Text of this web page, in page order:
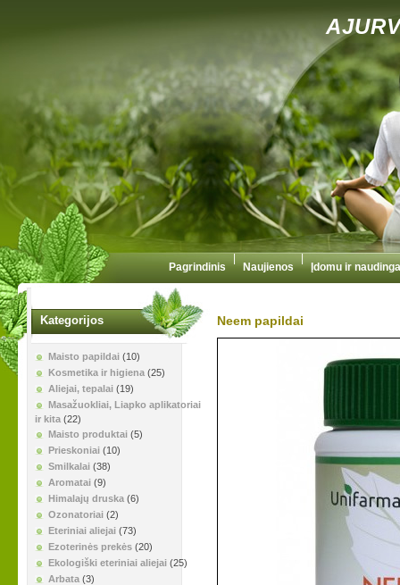
Pagrindinis Naujienos Įdomu ir naudinga
Kategorijos
Maisto papildai (10)
Kosmetika ir higiena (25)
Aliejai, tepalai (19)
Masažuokliai, Liapko aplikatoriai
ir kita (22)
Maisto produktai (5)
Prieskoniai (10)
Smilkalai (38)
Aromatai (9)
Himalajų druska (6)
Ozonatoriai (2)
Eteriniai aliejai (73)
Ezoterinės prekės (20)
Ekologiški eteriniai aliejai (25)
Arbata (3)
Neem papildai